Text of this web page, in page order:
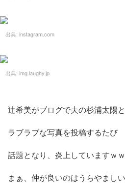
出典: instagram.com
出典: img.laughy.jp
辻希美がブログで夫の杉浦太陽
ラブラブな写真を投稿するたび
話題となり、炎上していますｗｗ
まぁ、仲が良いのはうらやまし